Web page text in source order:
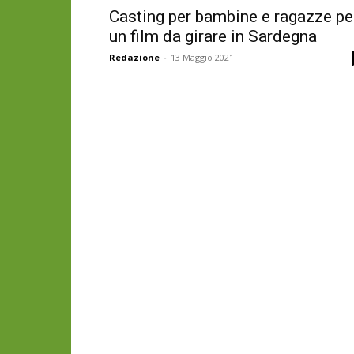
Casting per bambine e ragazze
un film da girare in Sardegna
Redazione - 13 Maggio 2021